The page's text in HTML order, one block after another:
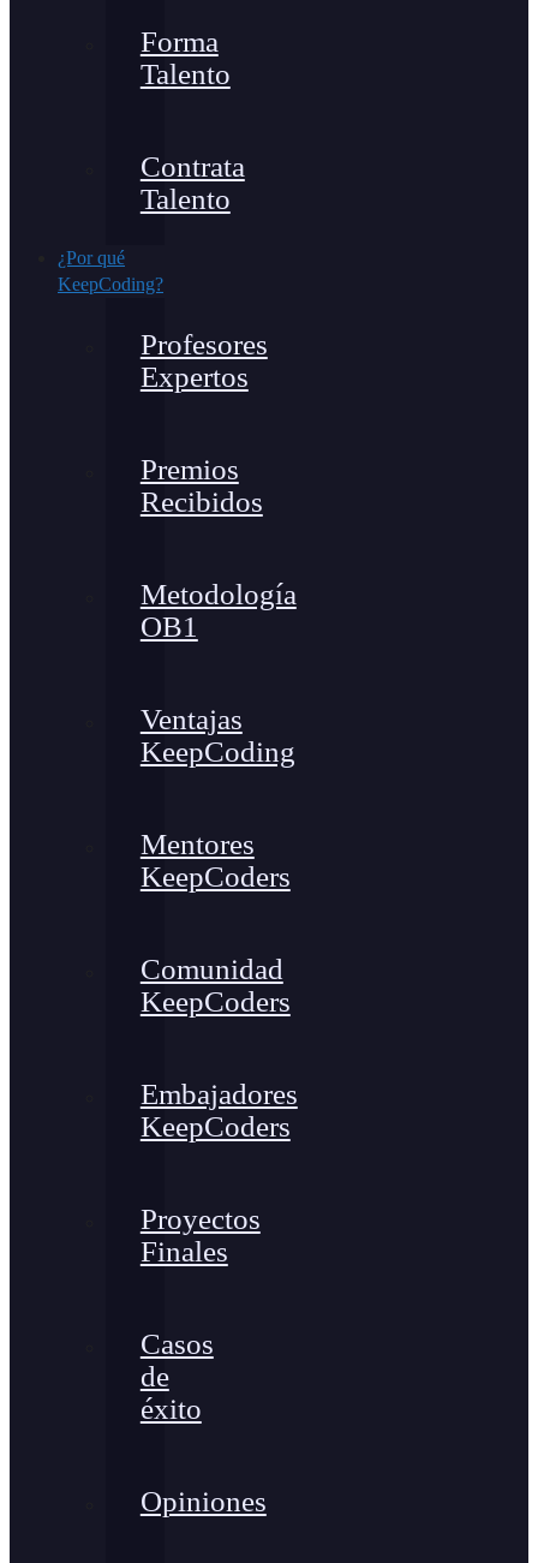
Forma
Talento
Contrata
Talento
¿Por qué
KeepCoding?
Profesores
Expertos
Premios
Recibidos
Metodología
OB1
Ventajas
KeepCoding
Mentores
KeepCoders
Comunidad
KeepCoders
Embajadores
KeepCoders
Proyectos
Finales
Casos
de
éxito
Opiniones